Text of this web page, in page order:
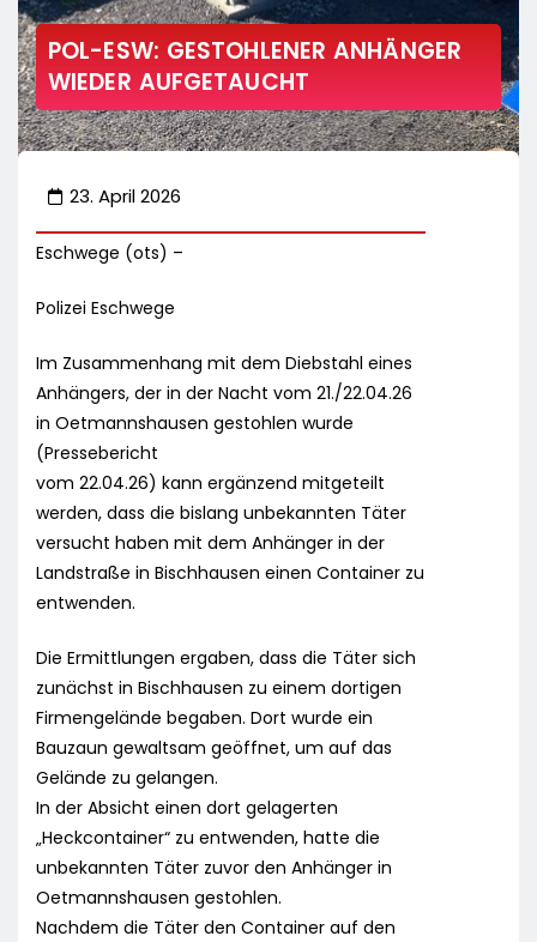
POL-ESW: GESTOHLENER ANHÄNGER
WIEDER AUFGETAUCHT
23. April 2026
Eschwege (ots) –
Polizei Eschwege
Im Zusammenhang mit dem Diebstahl eines
Anhängers, der in der Nacht vom 21./22.04.26
in Oetmannshausen gestohlen wurde
(Pressebericht
vom 22.04.26) kann ergänzend mitgeteilt
werden, dass die bislang unbekannten Täter
versucht haben mit dem Anhänger in der
Landstraße in Bischhausen einen Container zu
entwenden.
Die Ermittlungen ergaben, dass die Täter sich
zunächst in Bischhausen zu einem dortigen
Firmengelände begaben. Dort wurde ein
Bauzaun gewaltsam geöffnet, um auf das
Gelände zu gelangen.
In der Absicht einen dort gelagerten
„Heckcontainer“ zu entwenden, hatte die
unbekannten Täter zuvor den Anhänger in
Oetmannshausen gestohlen.
Nachdem die Täter den Container auf den